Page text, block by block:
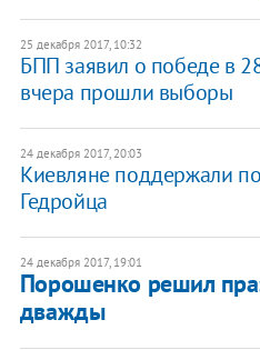
25 декабря 2017, 10:32
БПП заявил о победе в
вчера прошли выборы
24 декабря 2017, 20:03
Киевляне поддержали
Гедройца
24 декабря 2017, 19:01
Порошенко решил
дважды